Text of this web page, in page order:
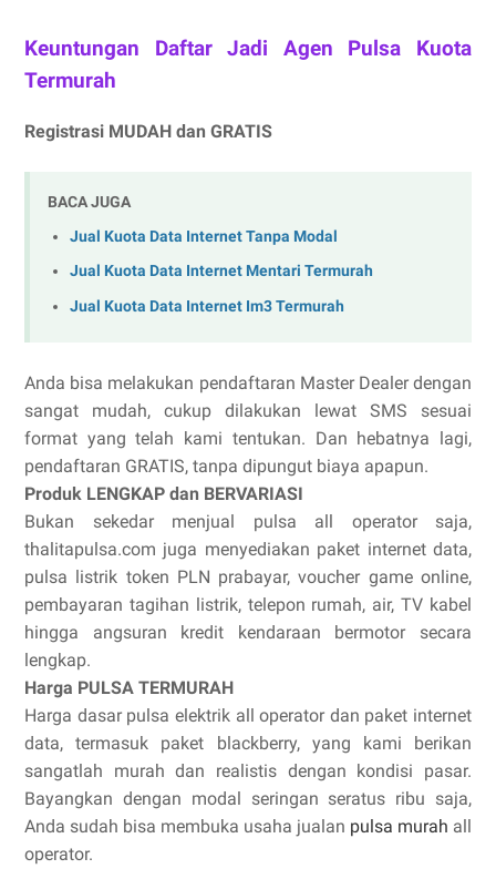
Keuntungan Daftar Jadi Agen Pulsa Kuota
Termurah
Registrasi MUDAH dan GRATIS
BACA JUGA
Jual Kuota Data Internet Tanpa Modal
Jual Kuota Data Internet Mentari Termurah
Jual Kuota Data Internet Im3 Termurah
Anda bisa melakukan pendaftaran Master Dealer dengan
sangat mudah, cukup dilakukan lewat SMS sesuai
format yang telah kami tentukan. Dan hebatnya lagi,
pendaftaran GRATIS, tanpa dipungut biaya apapun.
Produk LENGKAP dan BERVARIASI
Bukan sekedar menjual pulsa all operator saja,
thalitapulsa.com juga menyediakan paket internet data,
pulsa listrik token PLN prabayar, voucher game online,
pembayaran tagihan listrik, telepon rumah, air, TV kabel
hingga angsuran kredit kendaraan bermotor secara
lengkap.
Harga PULSA TERMURAH
Harga dasar pulsa elektrik all operator dan paket internet
data, termasuk paket blackberry, yang kami berikan
sangatlah murah dan realistis dengan kondisi pasar.
Bayangkan dengan modal seringan seratus ribu saja,
Anda sudah bisa membuka usaha jualan pulsa murah all
operator.